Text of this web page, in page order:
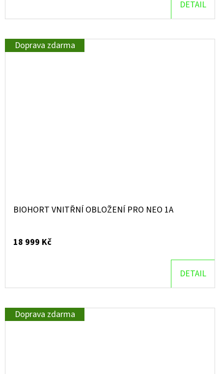
DETAIL
Doprava zdarma
BIOHORT VNITŘNÍ OBLOŽENÍ PRO NEO 1A
18 999 Kč
DETAIL
Doprava zdarma